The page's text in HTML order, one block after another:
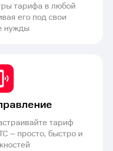
тарифа в любой
его под свои
нужды
тариф
– просто, быстро и